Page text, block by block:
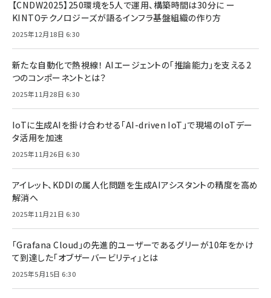
【CNDW2025】250環境を5人で運用、構築時間は30分に ー
KINTOテクノロジーズが語るインフラ基盤組織の作り方
2025年12月18日 6:30
新たな自動化で熱視線！ AIエージェントの「推論能力」を支える2
つのコンポーネントとは？
2025年11月28日 6:30
IoTに生成AIを掛け合わせる「AI-driven IoT」で現場のIoTデー
タ活用を加速
2025年11月26日 6:30
アイレット、KDDIの属人化問題を生成AIアシスタントの精度を高め
解消へ
2025年11月21日 6:30
「Grafana Cloud」の先進的ユーザーであるグリーが10年をかけ
て到達した「オブザーバービリティ」とは
2025年5月15日 6:30